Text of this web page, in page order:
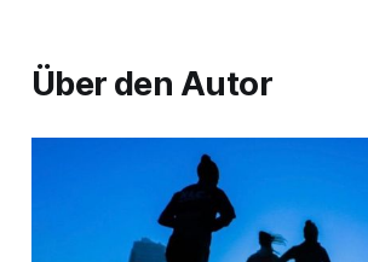
Über den Autor